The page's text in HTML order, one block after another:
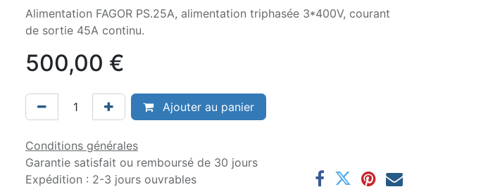
Alimentation FAGOR PS.25A, alimentation triphasée 3*400V, courant
de sortie 45A continu.
500,00 €
Ajouter au panier
Conditions générales
Garantie satisfait ou remboursé de 30 jours
Expédition : 2-3 jours ouvrables